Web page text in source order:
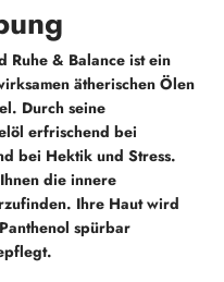
Ruhe & Balance ist ein
ätherischen Ölen
Durch seine
erfrischend bei
bei Hektik und Stress.
die innere
Ihre Haut wird
spürbar